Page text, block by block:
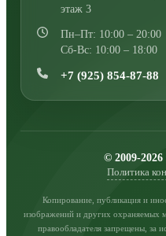
этаж 3
Пн–Пт: 10:00 – 20:00
Сб-Вс: 10:00 – 18:00
+7 (925) 854-87-88
© 2009-
Политика
Копирование, публикация и
изображений и других охраняемых
правообладателя запрещены, за